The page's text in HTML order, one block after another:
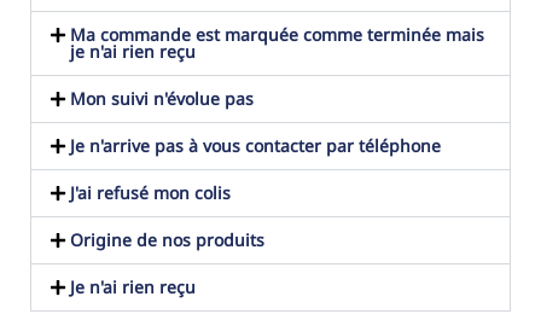
Ma commande est marquée comme terminée mais
je n'ai rien reçu
Mon suivi n'évolue pas
Je n'arrive pas à vous contacter par téléphone
J'ai refusé mon colis
Origine de nos produits
Je n'ai rien reçu